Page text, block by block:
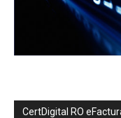
CertDigital RO